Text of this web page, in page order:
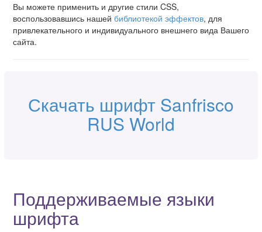
Вы можете применить и другие стили CSS,
воспользовавшись нашей библиотекой эффектов, для
привлекательного и индивидуального внешнего вида Вашего
сайта.
Скачать шрифт Sanfrisco
RUS World
Поддерживаемые языки
шрифта